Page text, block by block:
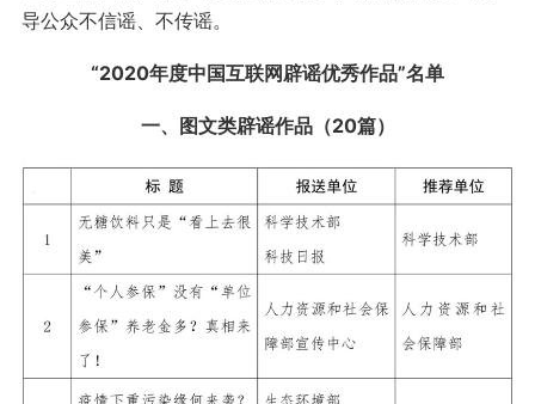
导公众不信谣、不传谣。
“2020年度中国互联网辟谣优秀作品”名单
一、图文类辟谣作品（20篇）